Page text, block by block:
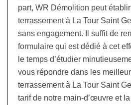
part, WR Démolition peut
terrassement à La Tour Saint
sans engagement. Il suffit de
formulaire qui est dédié à cet
le temps d’étudier
vous répondre dans les
terrassement à La Tour Saint
tarif de notre main-d’œuvre et